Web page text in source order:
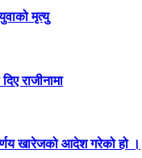
मृत्यु
राजीनामा
खारेजको आदेश गरेको हो ।